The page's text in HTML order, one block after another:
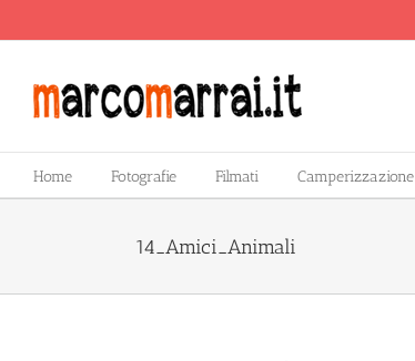
Home Fotografie Filmati Camperizzazione
14_Amici_Animali